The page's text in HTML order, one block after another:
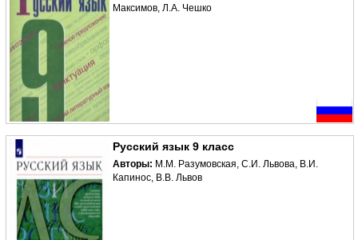
Максимов, Л.А. Чешко
Русский язык 9 класс
Авторы: М.М. Разумовская, С.И. Львова, В.И.
Капинос, В.В. Львов